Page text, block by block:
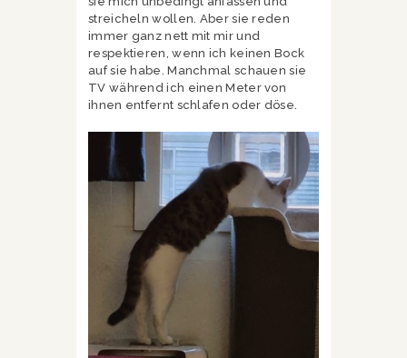
streicheln wollen. Aber sie reden
immer ganz nett mit mir und
respektieren, wenn ich keinen Bock
auf sie habe. Manchmal schauen sie
TV während ich einen Meter von
ihnen entfernt schlafen oder döse.